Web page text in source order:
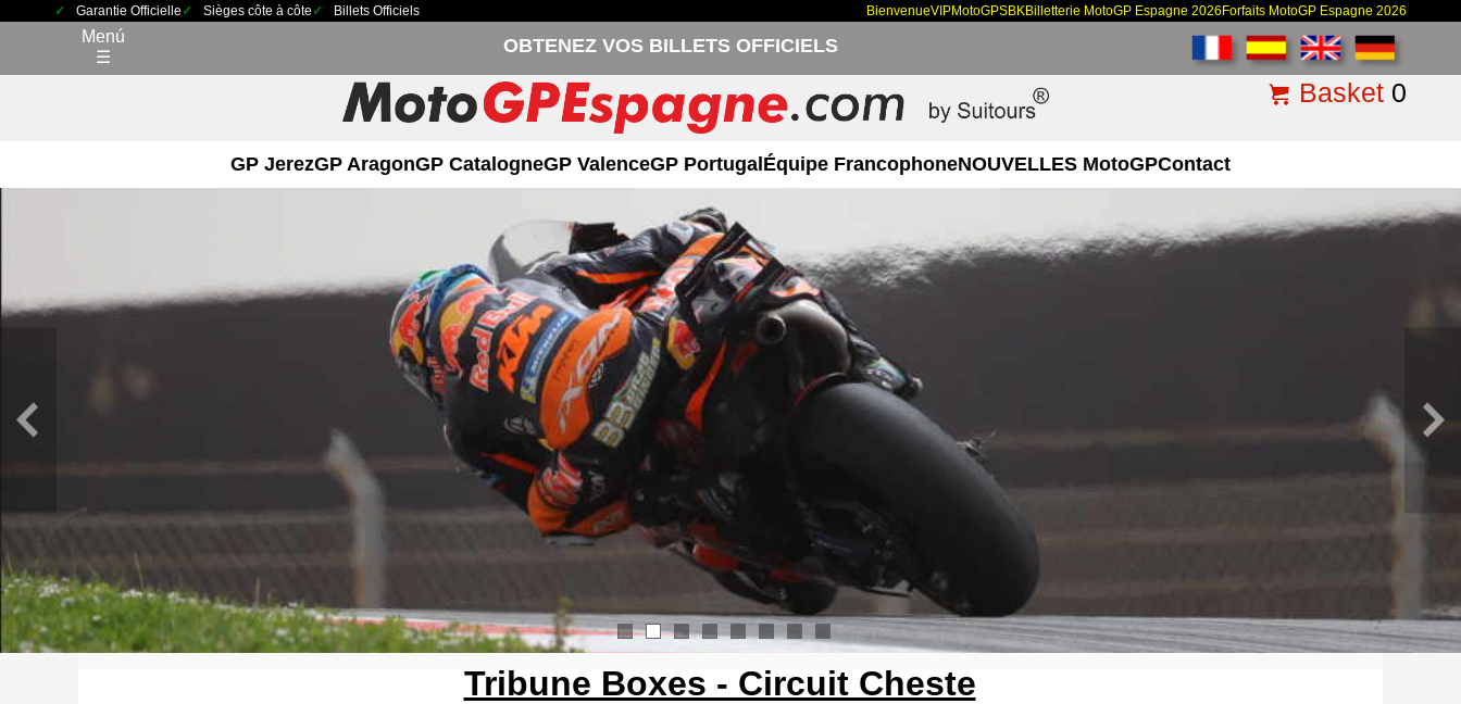
Garantie Officielle Sièges côte à côte Billets Officiels BienvenueVIPMotoGPSBKBilletterie MotoGP Espagne 2026 Forfaits MotoGP Espagne 2026
Menú
☰
OBTENEZ VOS BILLETS OFFICIELS
Basket 0
GP JerezGP AragonGP CatalogneGP ValenceGP PortugalÉquipe FrancophoneNOUVELLES MotoGPContact
1 3 4
Tribune Boxes - Circuit Cheste